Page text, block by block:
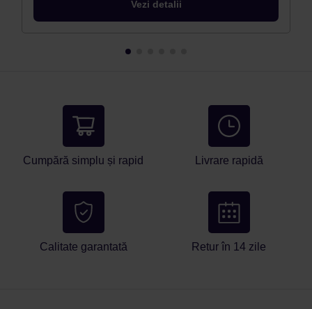
Vezi detalii
Cumpără simplu și rapid Livrare rapidă
Calitate garantată Retur în 14 zile